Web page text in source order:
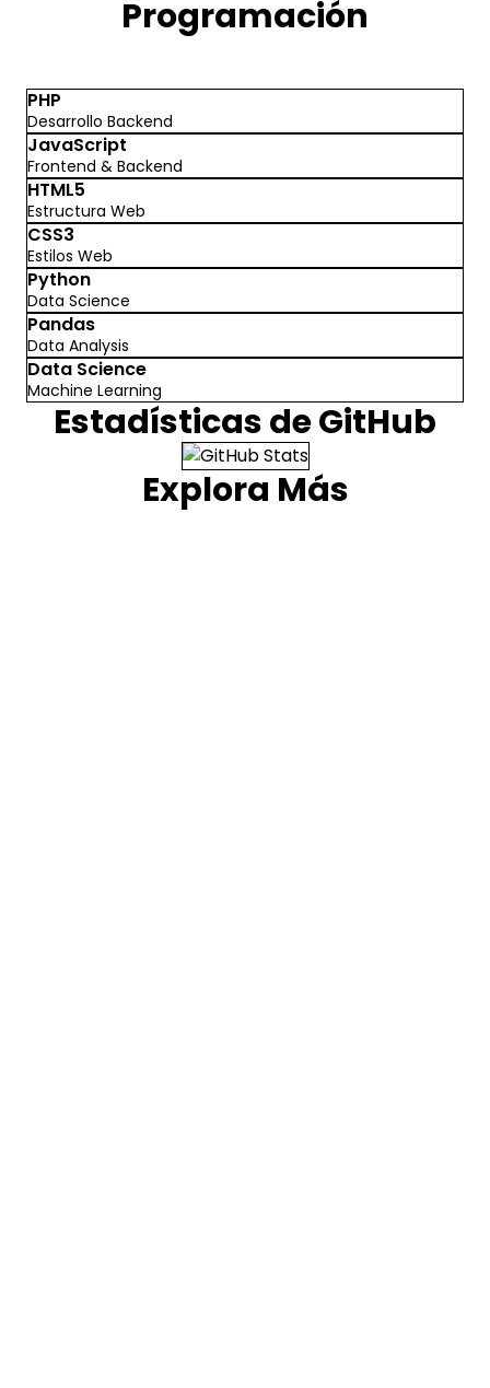
Programación
PHP
Desarrollo Backend
JavaScript
Frontend & Backend
HTML5
Estructura Web
CSS3
Estilos Web
Python
Data Science
Pandas
Data Analysis
Data Science
Machine Learning
Estadísticas de GitHub
Explora Más